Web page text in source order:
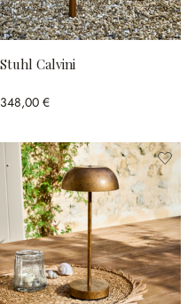
Stuhl Calvini
348,00 €